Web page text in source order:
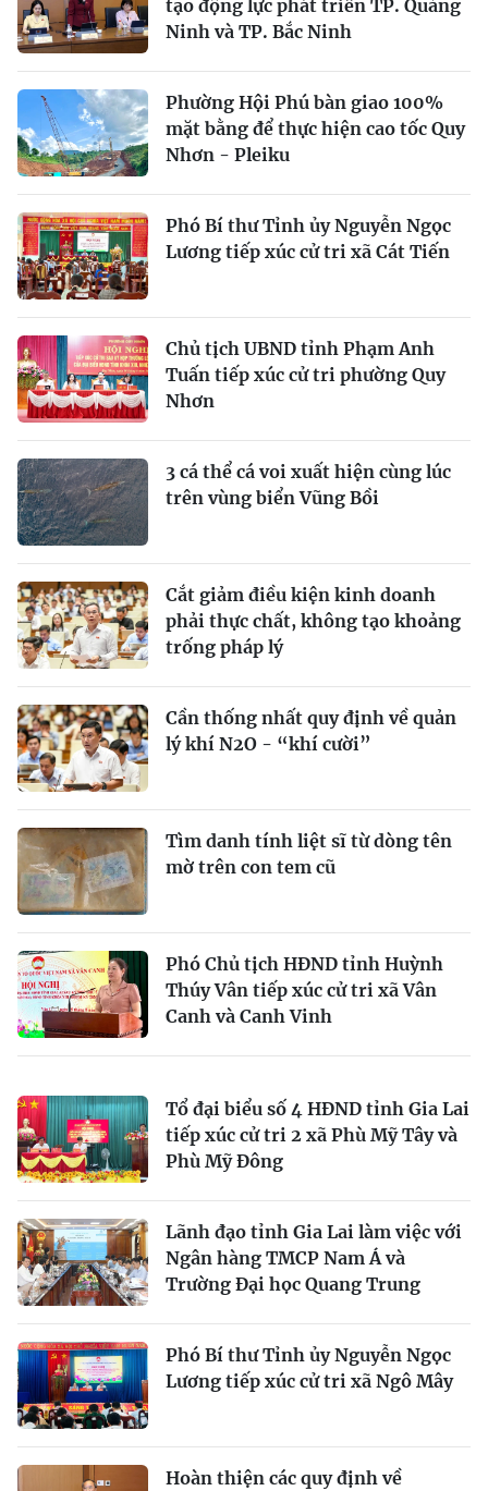
tạo động lực phát triển TP. Quảng
Ninh và TP. Bắc Ninh
Phường Hội Phú bàn giao 100%
mặt bằng để thực hiện cao tốc Quy
Nhơn - Pleiku
Phó Bí thư Tỉnh ủy Nguyễn Ngọc
Lương tiếp xúc cử tri xã Cát Tiến
Chủ tịch UBND tỉnh Phạm Anh
Tuấn tiếp xúc cử tri phường Quy
Nhơn
3 cá thể cá voi xuất hiện cùng lúc
trên vùng biển Vũng Bồi
Cắt giảm điều kiện kinh doanh
phải thực chất, không tạo khoảng
trống pháp lý
Cần thống nhất quy định về quản
lý khí N2O - “khí cười”
Tìm danh tính liệt sĩ từ dòng tên
mờ trên con tem cũ
Phó Chủ tịch HĐND tỉnh Huỳnh
Thúy Vân tiếp xúc cử tri xã Vân
Canh và Canh Vinh
Tổ đại biểu số 4 HĐND tỉnh Gia Lai
tiếp xúc cử tri 2 xã Phù Mỹ Tây và
Phù Mỹ Đông
Lãnh đạo tỉnh Gia Lai làm việc với
Ngân hàng TMCP Nam Á và
Trường Đại học Quang Trung
Phó Bí thư Tỉnh ủy Nguyễn Ngọc
Lương tiếp xúc cử tri xã Ngô Mây
Hoàn thiện các quy định về